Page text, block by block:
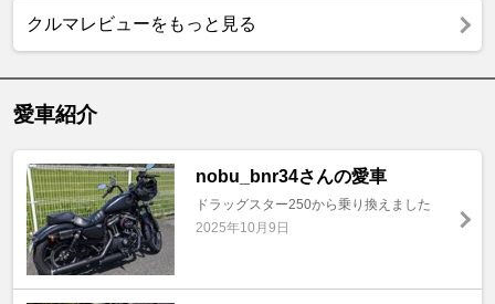
クルマレビューをもっと見る
愛車紹介
nobu_bnr34さんの愛車
ドラッグスター250から乗り換えました
2025年10月9日